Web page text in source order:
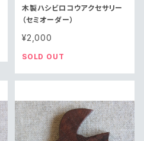
木製ハシビロコウアクセサリー
（セミオーダー）
¥2,000
SOLD OUT